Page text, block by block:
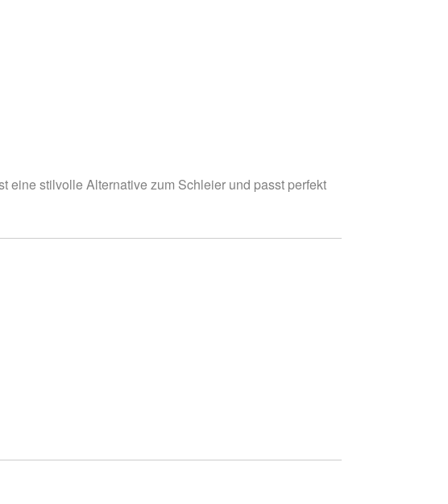
eine stilvolle Alternative zum Schleier und passt perfekt